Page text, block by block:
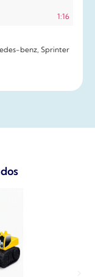
1:16
benz, Sprinter